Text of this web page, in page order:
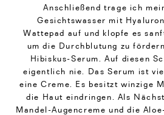
Anschließend trage ich
Gesichtswasser mit
Wattepad auf und klopfe es
um die Durchblutung zu
Hibiskus-Serum. Auf diesen
eigentlich nie. Das Serum ist
eine Creme. Es besitzt winzige
die Haut eindringen. Als
Mandel-Augencreme und die